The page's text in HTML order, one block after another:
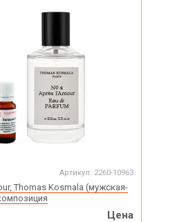
Артикул: 2260-10963
Thomas Kosmala (мужская-
Цена